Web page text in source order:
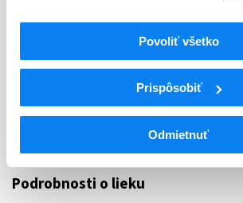
Povoliť všetko
Prispôsobiť
Odmietnuť
ATC
Centrálna nervová sústava
N06
Psychoanaleptiká
Antidepresíva
N06AB
sérotonínu
Citalopram
Podrobnosti o lieku